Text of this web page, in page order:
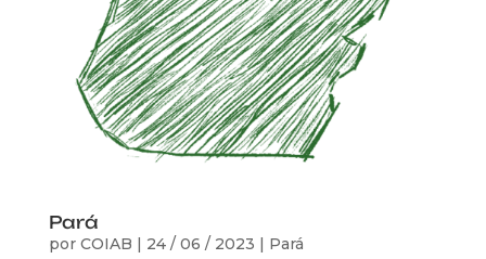
Pará
por COIAB 24 / 06 / 2023 Pará